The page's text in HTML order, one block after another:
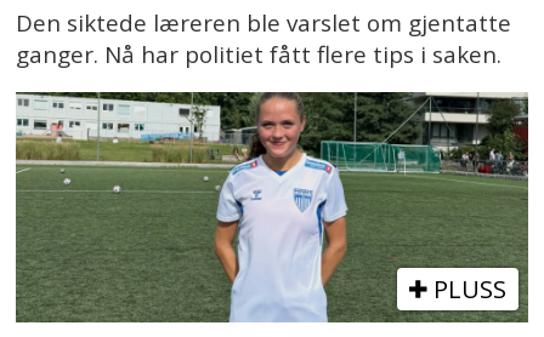
Den siktede læreren ble varslet om gjentatte
ganger. Nå har politiet fått flere tips i saken.
PLUSS